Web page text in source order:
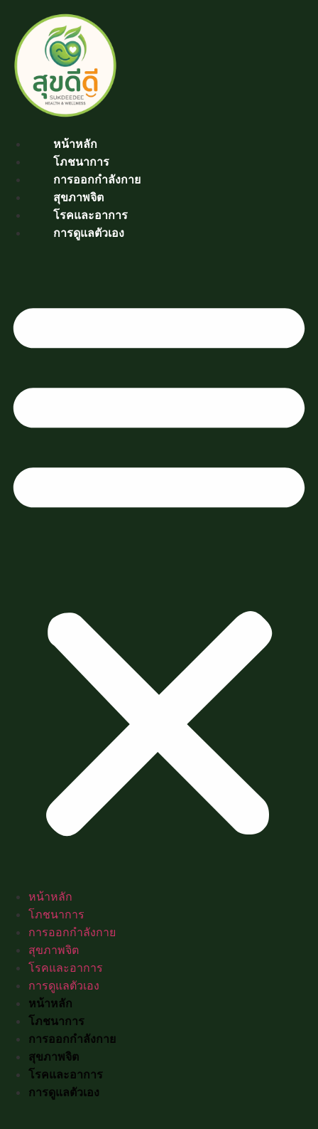
content
หน้าหลัก
โภชนาการ
การออกกำลังกาย
สุขภาพจิต
โรคและอาการ
การดูแลตัวเอง
หน้าหลัก
โภชนาการ
การออกกำลังกาย
สุขภาพจิต
โรคและอาการ
การดูแลตัวเอง
หน้าหลัก
โภชนาการ
การออกกำลังกาย
สุขภาพจิต
โรคและอาการ
การดูแลตัวเอง